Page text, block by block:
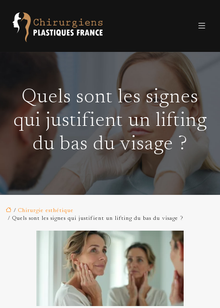
Quels sont les signes
qui justifient un lifting
du bas du visage ?
/ Chirurgie esthétique
/ Quels sont les signes qui justifient un lifting du bas du visage ?